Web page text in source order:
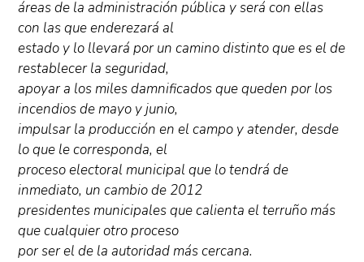
áreas de la administración pública y será con ellas
con las que enderezará al
estado y lo llevará por un camino distinto que es el de
restablecer la seguridad,
apoyar a los miles damnificados que queden por los
incendios de mayo y junio,
impulsar la producción en el campo y atender, desde
lo que le corresponda, el
proceso electoral municipal que lo tendrá de
inmediato, un cambio de 2012
presidentes municipales que calienta el terruño más
que cualquier otro proceso
por ser el de la autoridad más cercana.